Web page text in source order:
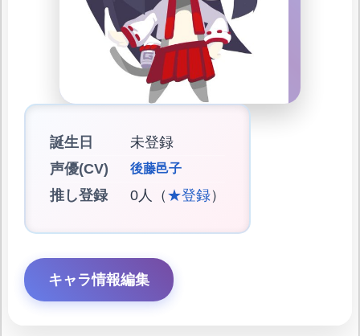
誕生日
未登録
声優(CV)
後藤邑子
推し登録 0人（ ★登録）
キャラ情報編集